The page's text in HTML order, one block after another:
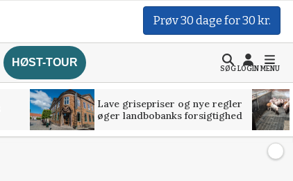
Prøv 30 dage for 30 kr.
HØST-TOUR
SØGLOGINMENU
Lave grisepriser og nye regler
øger landbobanks forsigtighed